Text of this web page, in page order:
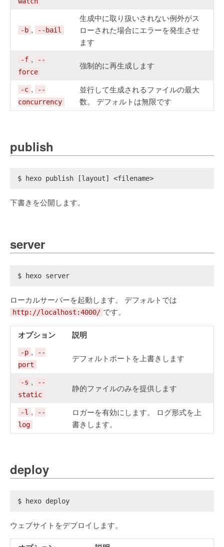
-b , --bail
生成中に取り扱いされない例外がス
ローされた場合にエラーを発生させ
ます
-f ,
--
force
強制的に再生成します
-c ,
--
concurrency
並行して生成されるファイルの最大
数。 デフォルトは無限です
publish
$ hexo publish [layout] <filename>
下書きを公開します。
server
$ hexo server
ローカルサーバーを起動します。 デフォルトでは
http://localhost:4000/ です。
オプション 説明
-p ,
--
port
デフォルトポートを上書きします
-s ,
--
static
静的ファイルのみを提供します
-l ,
--
log
ロガーを有効にします。 ログ形式を上
書きします。
deploy
$ hexo deploy
ウェブサイトをデプロイします。